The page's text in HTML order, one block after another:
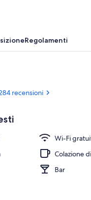
Reception
Regolamenti
recensioni
Wi-Fi
Colazione
Bar